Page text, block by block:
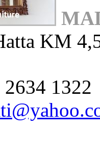
KM
2634 1322